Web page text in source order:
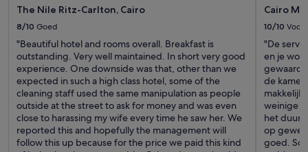
The Nile Ritz-Carlton, Cairo
8/10 Goed
"Beautiful hotel and rooms overall. Breakfast is
outstanding. Very well maintained. In short very good
experience. One downside was that, other than we
expected in such a high class hotel, some of the
cleaning staff used the same manipulation as people
outside at the street to ask for money and was even
close to harassing my wife every time he saw her. We
reported this and hopefully the management will
follow this up because for the price we paid this kind
Cairo
10/10
"De
en je
de kamer
makkelijk
weinige
het duurt
op
goed.